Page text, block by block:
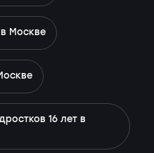
Москве
16 лет в